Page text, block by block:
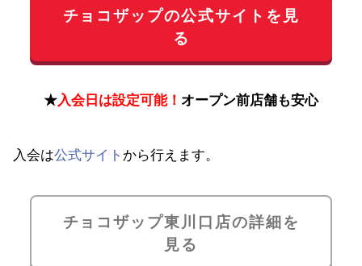
チョコザップの公式サイトを見
る
★入会日は設定可能！ オープン前店舗も安心
入会は公式サイト から行えます。
チョコザップ東川口店の詳細を
見る